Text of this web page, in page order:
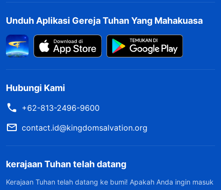
Unduh Aplikasi Gereja Tuhan Yang Mahakuasa
Hubungi Kami
+62-813-2496-9600
contact.id@kingdomsalvation.org
kerajaan Tuhan telah datang
Kerajaan Tuhan telah datang ke bumi! Apakah Anda ingin masuk